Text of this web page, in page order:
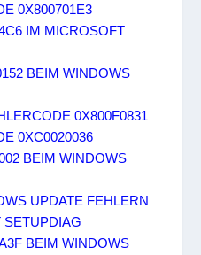
0X800701E3
IM MICROSOFT
BEIM WINDOWS
0X800F0831
0XC0020036
BEIM WINDOWS
UPDATE FEHLERN
SETUPDIAG
BEIM WINDOWS